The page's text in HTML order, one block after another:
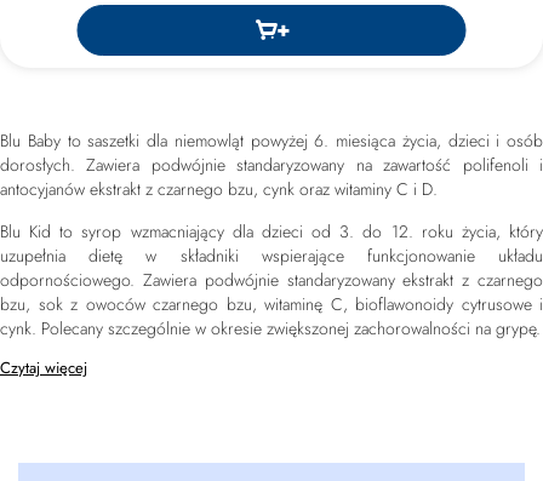
Blu Baby to saszetki dla niemowląt powyżej 6. miesiąca życia, dzieci i osób
dorosłych. Zawiera podwójnie standaryzowany na zawartość polifenoli i
antocyjanów ekstrakt z czarnego bzu, cynk oraz witaminy C i D.
Blu Kid to syrop wzmacniający dla dzieci od 3. do 12. roku życia, który
uzupełnia dietę w składniki wspierające funkcjonowanie układu
odpornościowego. Zawiera podwójnie standaryzowany ekstrakt z czarnego
bzu, sok z owoców czarnego bzu, witaminę C, bioflawonoidy cytrusowe i
cynk. Polecany szczególnie w okresie zwiększonej zachorowalności na grypę.
Czytaj więcej